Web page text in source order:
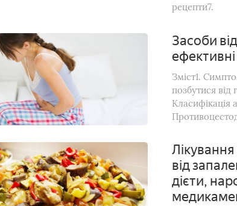
рецепти7.
Засоби
ефективні
Зміст1.
позбутися від
Класифікація
від
дієти,